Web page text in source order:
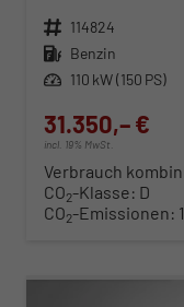
Fahrzeugnr. 114824
Kraftstoff Benzin
Leistung 110 kW (150 PS)
31.350,– €
incl. 19% MwSt.
Verbrauch
CO2-Klasse: D
CO2-Emissionen: